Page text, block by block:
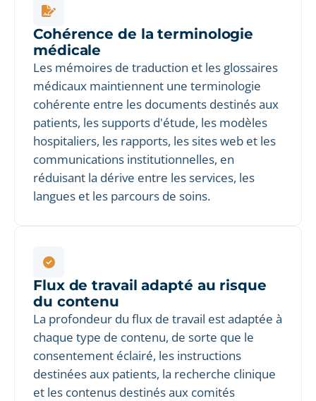
Cohérence de la terminologie
médicale
Les mémoires de traduction et les glossaires
médicaux maintiennent une terminologie
cohérente entre les documents destinés aux
patients, les supports d'étude, les modèles
hospitaliers, les rapports, les sites web et les
communications institutionnelles, en
réduisant la dérive entre les services, les
langues et les parcours de soins.
Flux de travail adapté au risque
du contenu
La profondeur du flux de travail est adaptée à
chaque type de contenu, de sorte que le
consentement éclairé, les instructions
destinées aux patients, la recherche clinique
et les contenus destinés aux comités